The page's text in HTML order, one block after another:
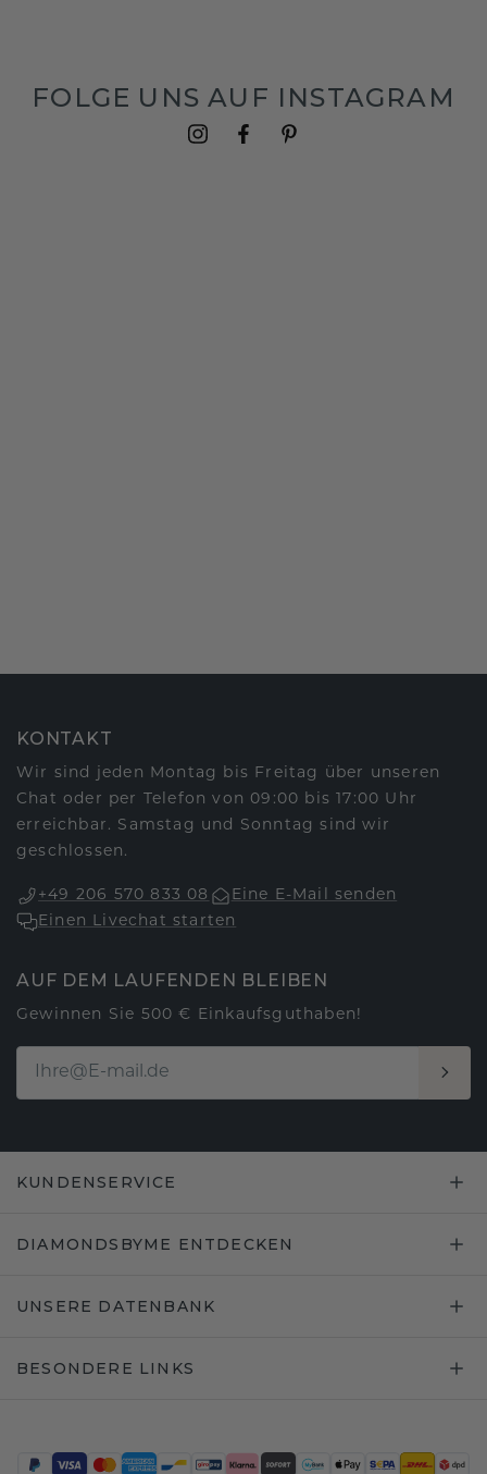
FOLGE UNS AUF INSTAGRAM
KONTAKT
Wir sind jeden Montag bis Freitag über unseren
Chat oder per Telefon von 09:00 bis 17:00 Uhr
erreichbar. Samstag und Sonntag sind wir
geschlossen.
+49 206 570 833 08
Eine E-Mail senden
Einen Livechat starten
AUF DEM LAUFENDEN BLEIBEN
Gewinnen Sie 500 € Einkaufsguthaben!
KUNDENSERVICE
DIAMONDSBYME ENTDECKEN
UNSERE DATENBANK
BESONDERE LINKS